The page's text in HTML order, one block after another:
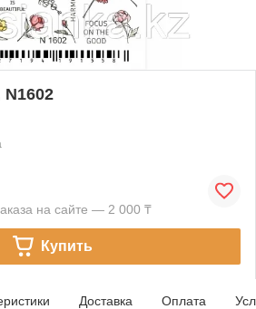
на сайте — 2 000 ₸
Купить
Доставка Оплата